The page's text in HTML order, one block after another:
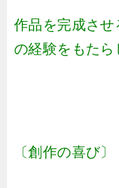
作品を完成させ
の経験をもたら
〔創作の喜び〕